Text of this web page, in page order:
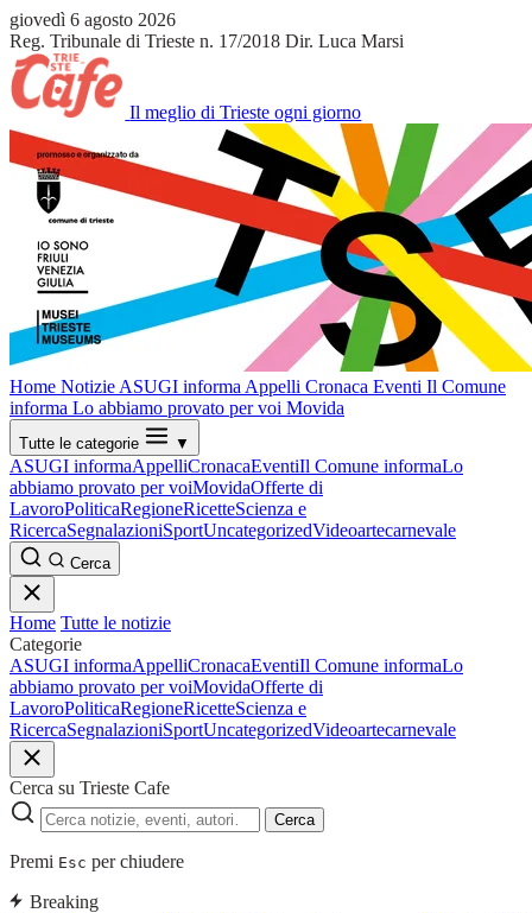
giovedì 6 agosto 2026
Reg. Tribunale di Trieste n. 17/2018 Dir. Luca Marsi
Il meglio di Trieste ogni giorno
Home Notizie ASUGI informa Appelli Cronaca Eventi Il Comune
informa Lo abbiamo provato per voi Movida
Tutte le categorie ▼
ASUGI informaAppelliCronacaEventiIl Comune informaLo
abbiamo provato per voiMovidaOfferte di
LavoroPoliticaRegioneRicetteScienza e
RicercaSegnalazioniSportUncategorizedVideoartecarnevale
Cerca
Home Tutte le notizie
Categorie
ASUGI informaAppelliCronacaEventiIl Comune informaLo
abbiamo provato per voiMovidaOfferte di
LavoroPoliticaRegioneRicetteScienza e
RicercaSegnalazioniSportUncategorizedVideoartecarnevale
Cerca su Trieste Cafe
Cerca
Premi Esc per chiudere
Breaking